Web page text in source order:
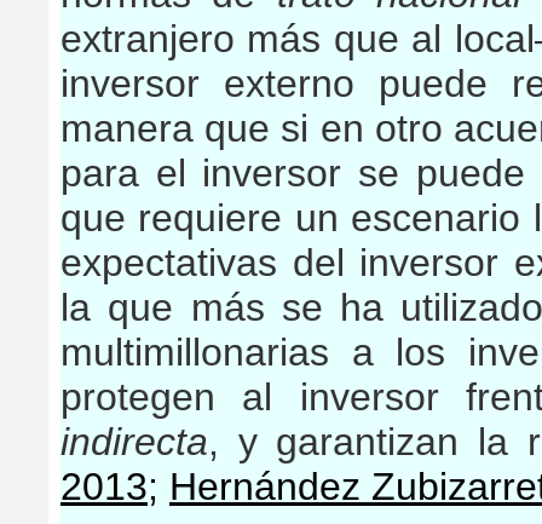
extranjero más que al
inversor externo puede
manera que si en otro
para el inversor se
que requiere un escenario
expectativas del inversor
la que más se ha
multimillonarias a los
protegen al inversor
indirecta, y garantizan la
2013; Hernández